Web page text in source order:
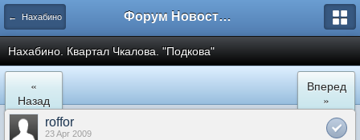
← Нахабино Форум Новостройки
Нахабино. Квартал Чкалова. "Подкова"
«
Назад
Вперед
»
roffor
23 Apr 2009